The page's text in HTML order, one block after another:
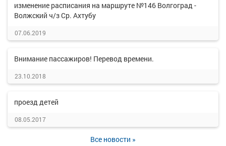
изменение расписания на маршруте №146 Волгоград -
Волжский ч/з Ср. Ахтубу
07.06.2019
Внимание пассажиров! Перевод времени.
23.10.2018
проезд детей
08.05.2017
Все новости »